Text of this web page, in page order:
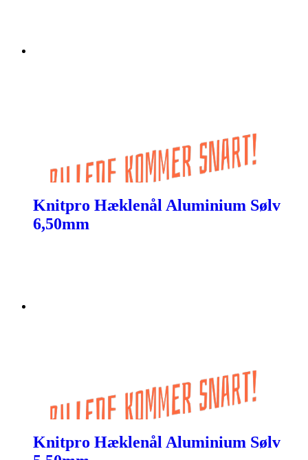
Knitpro Hæklenål Aluminium Sølv
6,50mm
Knitpro Hæklenål Aluminium Sølv